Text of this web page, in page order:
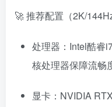
热度 1678热度
关注
🚀 推荐配置（2K/
处理器：Intel酷睿
核处理器保障流畅
显卡：NVIDIA